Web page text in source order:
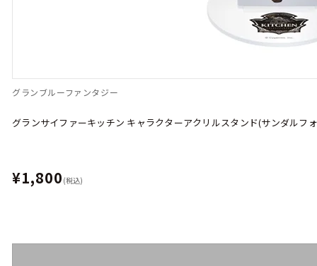
グランブルーファンタジー
グランサイファーキッチン キャラクターアクリルスタンド(サンダルフ
¥1,800 (税込)